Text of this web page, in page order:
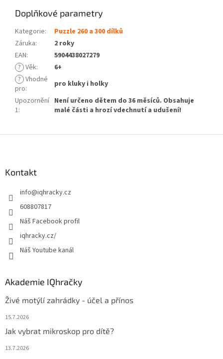
Doplňkové parametry
Kategorie:
Puzzle 260 a 300 dílků
Záruka:
2 roky
EAN:
5904438027279
? Věk:
6+
? Vhodné
pro:
pro kluky i holky
Upozornění
1:
Není určeno dětem do 36 měsíců. Obsahuje
malé části a hrozí vdechnutí a udušení!
Kontakt
info@iqhracky.cz
608807817
Náš Facebook profil
iqhracky.cz/
Náš Youtube kanál
Akademie IQhračky
Živé motýlí zahrádky - účel a přínos
15.7.2026
Jak vybrat mikroskop pro dítě?
13.7.2026